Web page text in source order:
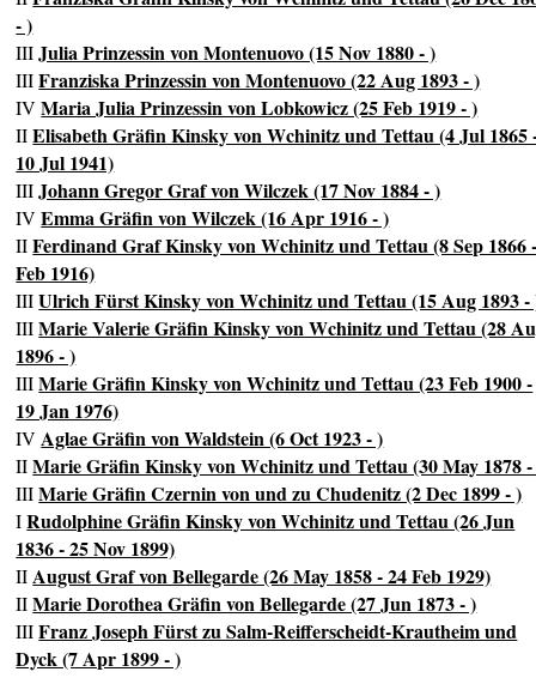
- )
IIIJulia Prinzessin von Montenuovo (15 Nov 1880 - )
IIIFranziska Prinzessin von Montenuovo (22 Aug 1893 - )
IVMaria Julia Prinzessin von Lobkowicz (25 Feb 1919 - )
IIElisabeth Gräfin Kinsky von Wchinitz und Tettau (4 Jul 1865
10 Jul 1941)
IIIJohann Gregor Graf von Wilczek (17 Nov 1884 - )
IVEmma Gräfin von Wilczek (16 Apr 1916 - )
IIFerdinand Graf Kinsky von Wchinitz und Tettau (8 Sep 1866
Feb 1916)
IIIUlrich Fürst Kinsky von Wchinitz und Tettau (15 Aug 1893 -
IIIMarie Valerie Gräfin Kinsky von Wchinitz und Tettau (28
1896 - )
IIIMarie Gräfin Kinsky von Wchinitz und Tettau (23 Feb 1900 -
19 Jan 1976)
IVAglae Gräfin von Waldstein (6 Oct 1923 - )
IIMarie Gräfin Kinsky von Wchinitz und Tettau (30 May 1878
IIIMarie Gräfin Czernin von und zu Chudenitz (2 Dec 1899 - )
IRudolphine Gräfin Kinsky von Wchinitz und Tettau (26 Jun
1836 - 25 Nov 1899)
IIAugust Graf von Bellegarde (26 May 1858 - 24 Feb 1929)
IIMarie Dorothea Gräfin von Bellegarde (27 Jun 1873 - )
IIIFranz Joseph Fürst zu Salm-Reifferscheidt-Krautheim und
Dyck (7 Apr 1899 - )